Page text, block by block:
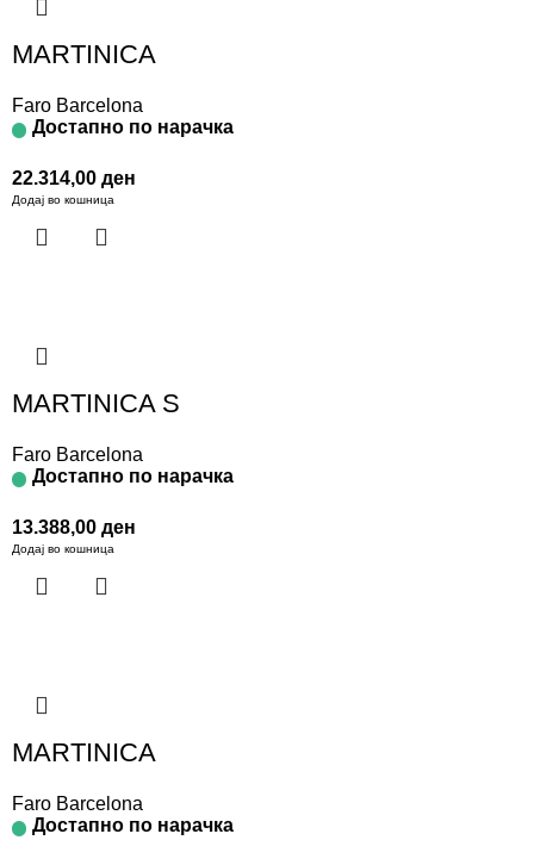
MARTINICA
Faro Barcelona
Достапно по нарачка
22.314,00 ден
Додај во кошница
MARTINICA S
Faro Barcelona
Достапно по нарачка
13.388,00 ден
Додај во кошница
MARTINICA
Faro Barcelona
Достапно по нарачка